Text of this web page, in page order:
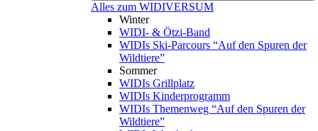
Alles zum WIDIVERSUM
Winter
WIDI- & Ötzi-Band
WIDIs Ski-Parcours “Auf den Spuren der
Wildtiere”
Sommer
WIDIs Grillplatz
WIDIs Kinderprogramm
WIDIs Themenweg “Auf den Spuren der
Wildtiere”